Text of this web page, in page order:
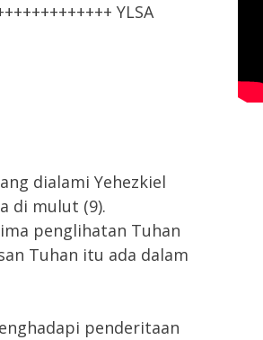
YLSA
dialami Yehezkiel
di mulut (9).
penglihatan Tuhan
Tuhan itu ada dalam
penderitaan